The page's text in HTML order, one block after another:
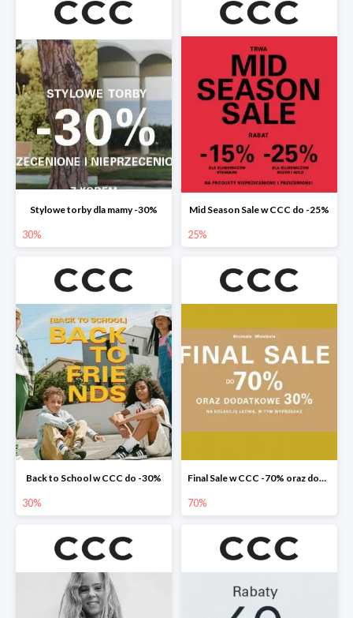
Stylowe torby dla mamy -30%
30%
Mid Season Sale w CCC do -25%
25%
Back to School w CCC do -30%
30%
Final Sale w CCC -70% oraz dodatkowe -30%
70%